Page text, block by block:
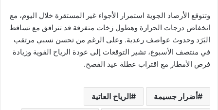
وتتوقع الأرصاد الجوية استمرار الأجواء غير المستقرة خلال اليوم، مع
انخفاض درجات الحرارة وهطول زخات متفرقة قد تترافق مع تساقط
البَرَد وحدوث عواصف رعدية. وعلى الرغم من تحسن نسبي مرتقب
في منتصف الأسبوع، تشير التوقعات إلى عودة الرياح القوية وزيادة
فرص الأمطار مع اقتراب عطلة عيد الفصح.
أضرار جسيمة الرياح العاتية